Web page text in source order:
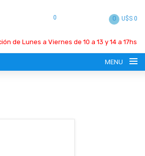
0 0 U$S 0
de Lunes a Viernes de 10 a 13 y 14 a 17hs
MENU